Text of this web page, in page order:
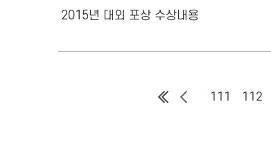
2015년 대외 포상 수상내용
111 112